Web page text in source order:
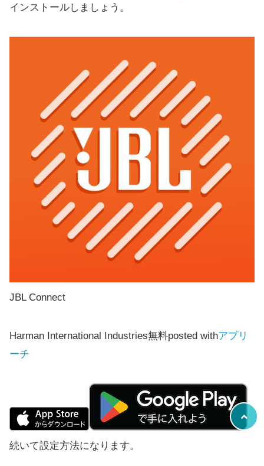
インストールしましょう。
JBL Connect
Harman International Industries無料posted withアプリ
ーチ
続いて設定方法になります。